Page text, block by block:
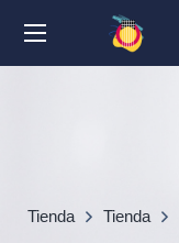
Tienda Tienda